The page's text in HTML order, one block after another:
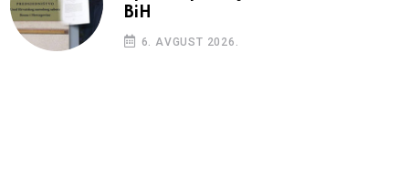
BiH
6. AVGUST 2026.